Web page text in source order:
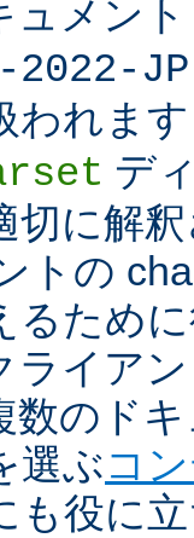
ュメン
2022-JP
われま
デ
切に解
トの
るため
ライア
数のド
選ぶコ
も役に